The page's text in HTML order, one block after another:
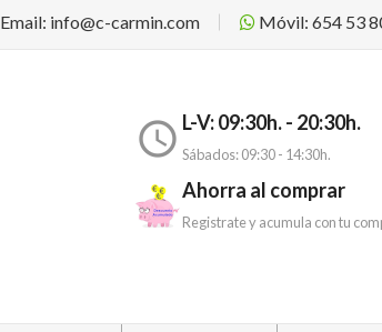
Email: info@c-carmin.com Móvil: 654 53
access_time L-V: 09:30h. - 20:30h.
Sábados: 09:30 - 14:30h.
Ahorra al comprar
Registrate y acumula con tu